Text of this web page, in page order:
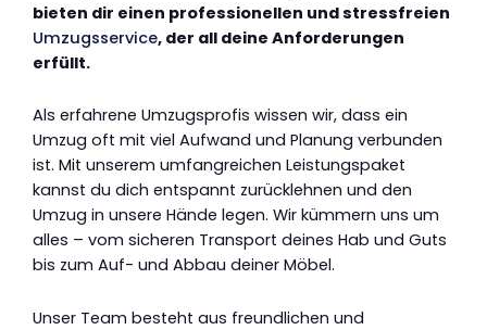
bieten dir einen professionellen und stressfreien
Umzugsservice, der all deine Anforderungen
erfüllt.
Als erfahrene Umzugsprofis wissen wir, dass ein
Umzug oft mit viel Aufwand und Planung verbunden
ist. Mit unserem umfangreichen Leistungspaket
kannst du dich entspannt zurücklehnen und den
Umzug in unsere Hände legen. Wir kümmern uns um
alles – vom sicheren Transport deines Hab und Guts
bis zum Auf- und Abbau deiner Möbel.
Unser Team besteht aus freundlichen und